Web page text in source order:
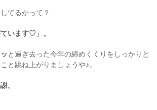
てるかって？
います♡」。
と過ぎ去った今年の締めくくりをしっかりと
と跳ね上がりましょうや♪。
。